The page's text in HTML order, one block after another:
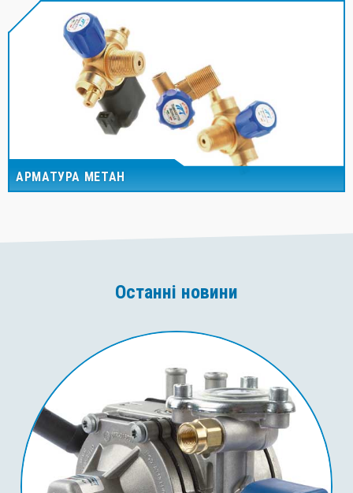
АРМАТУРА МЕТАН
Останні новини